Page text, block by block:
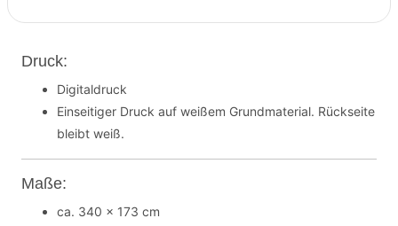
Druck:
Digitaldruck
Einseitiger Druck auf weißem Grundmaterial. Rückseite
bleibt weiß.
Maße:
ca. 340 x 173 cm